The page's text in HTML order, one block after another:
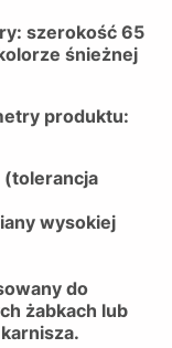
szerokość 65
śnieżnej
produktu:
(tolerancja
wysokiej
do
żabkach lub